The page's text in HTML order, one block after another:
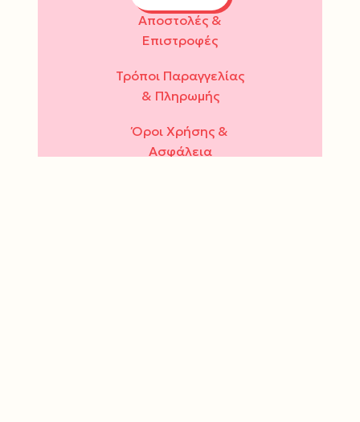
Αποστολές &
Επιστροφές
Τρόποι Παραγγελίας
& Πληρωμής
Όροι Χρήσης &
Ασφάλεια